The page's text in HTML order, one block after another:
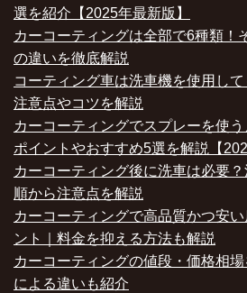
選を紹介【2025年最新版】
カーコーティングは全部で6種類！
の違いを徹底解説
コーティング車は洗車機を使用し
注意点やコツを解説
カーコーティングでスプレーを使
ポイントやおすすめ5選を解説【
カーコーティング後に洗車は必要
順から注意点を解説
カーコーティングで高品質かつ安
ント｜料金を抑える方法も解説
カーコーティングの値段・価格相
による違いも紹介